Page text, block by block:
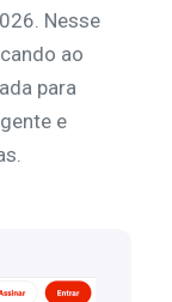
Nesse
ao
para
e